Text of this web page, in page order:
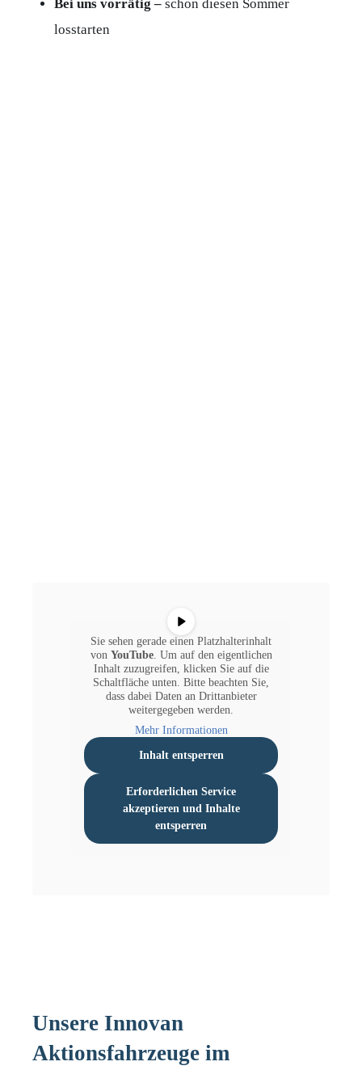
Bei uns vorrätig –schon diesen Sommer
losstarten
Sie sehen gerade einen Platzhalterinhalt
von YouTube. Um auf den eigentlichen
Inhalt zuzugreifen, klicken Sie auf die
Schaltfläche unten. Bitte beachten Sie,
dass dabei Daten an Drittanbieter
weitergegeben werden.
Mehr Informationen
Inhalt entsperren
Erforderlichen Service
akzeptieren und Inhalte
entsperren
Unsere Innovan
Aktionsfahrzeuge im